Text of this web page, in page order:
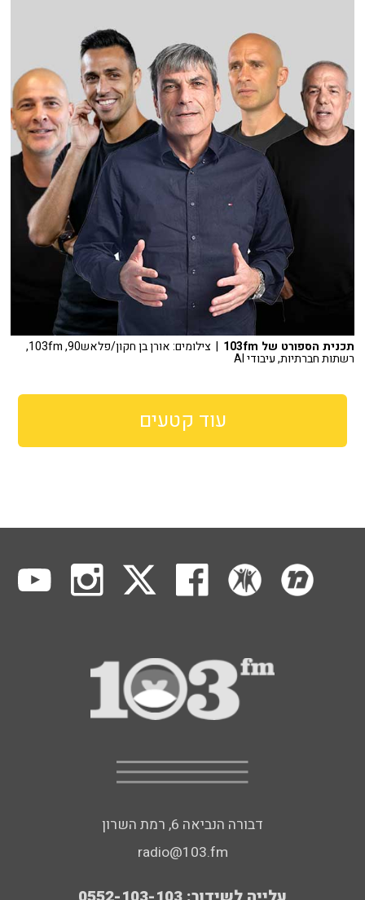
תכנית הספורט של 103fm | צילומים: אורן בן חקון/פלאש90, 103fm,
רשתות חברתיות, עיבודי AI
עוד קטעים
דבורה הנביאה 6, רמת השרון
radio@103.fm